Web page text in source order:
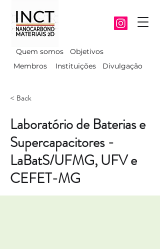
Membros
Quem somos
Instituições
Objetivos
Divulgação
< Back
Laboratório de Baterias e
Supercapacitores -
LaBatS/UFMG, UFV e
CEFET-MG